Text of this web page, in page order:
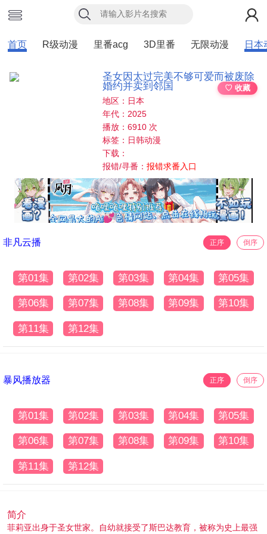
首页 R级动漫 里番acg 3D里番 无限动漫 日本
圣女因太过完美不够可爱而被废除
婚约并卖到邻国
♡ 收藏
地区：日本
年代：2025
播放：6910 次
标签：日韩动漫
下载：
报错/寻番：报错求番入口
非凡云播 正序 倒序
第01集 第02集 第03集 第04集 第05集
第06集 第07集 第08集 第09集 第10集
第11集 第12集
暴风播放器 正序 倒序
第01集 第02集 第03集 第04集 第05集
第06集 第07集 第08集 第09集 第10集
第11集 第12集
简介
菲莉亚出身于圣女世家。自幼就接受了斯巴达教育，被称为史上最强